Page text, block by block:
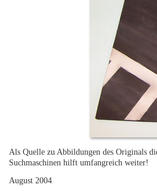
Als Quelle zu Abbildungen des Originals
Suchmaschinen hilft umfangreich weiter!
August 2004